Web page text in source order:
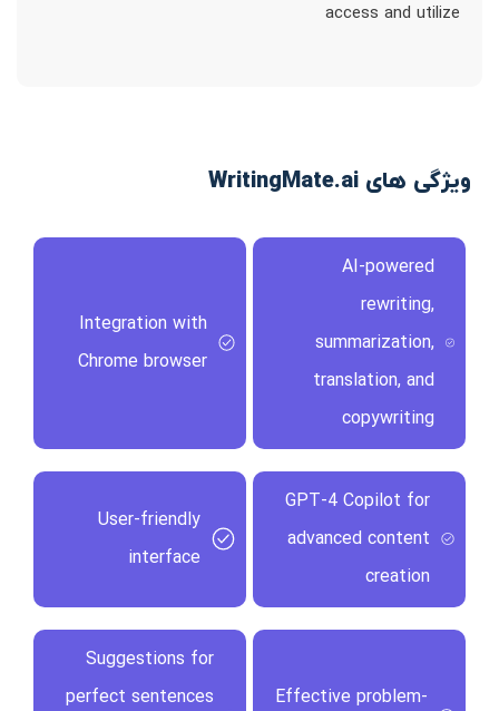
access and utilize
ویژگی های WritingMate.ai
AI-powered
rewriting,
summarization,
translation, and
copywriting
Integration with
Chrome browser
GPT-4 Copilot for
advanced content
creation
User-friendly
interface
Effective problem-
Suggestions for
perfect sentences